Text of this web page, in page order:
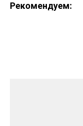
Рекомендуем: